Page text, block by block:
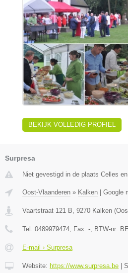
BEKIJK VOLLEDIG PROFIEL
Surpresa
Niet gevestigd in de plaats Celles
Oost-Vlaanderen » Kalken | Google
Vaartstraat 121 B 9270 Kalken (
Tel: 0489979474 , Fax: - , BTW-nr:
E-mail › Surpresa
Website: https://www.surpresa.be |